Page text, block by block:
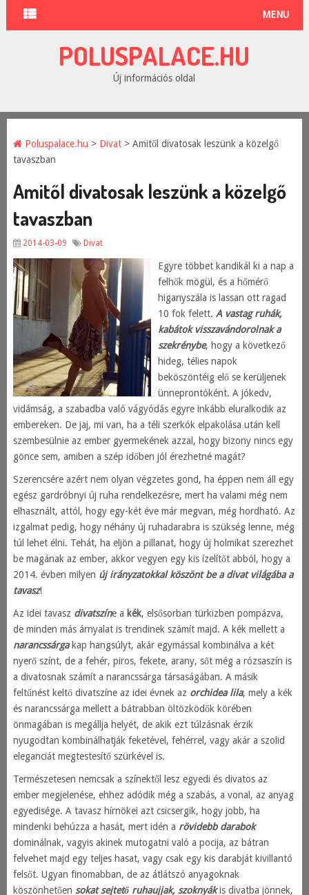
MENU
POLUSPALACE.HU
Új információs oldal
Poluspalace.hu > Divat> Amitől divatosak leszünk a közelgő
tavaszban
Amitől divatosak leszünk a közelgő
tavaszban
2014-03-09 Divat
Egyre többet kandikál ki a nap a
felhők mögül, és a hőmérő
higanyszála is lassan ott ragad
10 fok felett. A vastag ruhák,
kabátok visszavándorolnak a
szekrénybe, hogy a következő
hideg, télies napok
beköszöntéig elő se kerüljenek
ünneprontóként. A jókedv,
vidámság, a szabadba való vágyódás egyre inkább eluralkodik az
embereken. De jaj, mi van, ha a téli szerkók elpakolása után kell
szembesülnie az ember gyermekének azzal, hogy bizony nincs egy
gönce sem, amiben a szép időben jól érezhetné magát?
Szerencsére azért nem olyan végzetes gond, ha éppen nem áll egy
egész gardróbnyi új ruha rendelkezésre, mert ha valami még nem
elhasznált, attól, hogy egy-két éve már megvan, még hordható. Az
izgalmat pedig, hogy néhány új ruhadarabra is szükség lenne, még
túl lehet élni. Tehát, ha eljön a pillanat, hogy új holmikat szerezhet
be magának az ember, akkor vegyen egy kis ízelítőt abból, hogy a
2014. évben milyen új irányzatokkal köszönt be a divat világába a
tavasz!
Az idei tavasz divatszíne a kék, elsősorban türkizben pompázva,
de minden más árnyalat is trendinek számít majd. A kék mellett a
narancssárgakap hangsúlyt, akár egymással kombinálva a két
nyerő színt, de a fehér, piros, fekete, arany, sőt még a rózsaszín is
a divatosnak számít a narancssárga társaságában. A másik
feltűnést keltő divatszíne az idei évnek az orchidea lila, mely a kék
és narancssárga mellett a bátrabban öltözködők körében
önmagában is megállja helyét, de akik ezt túlzásnak érzik
nyugodtan kombinálhatják feketével, fehérrel, vagy akár a szolid
eleganciát megtestesítő szürkével is.
Természetesen nemcsak a színektől lesz egyedi és divatos az
ember megjelenése, ehhez adódik még a szabás, a vonal, az anyag
egyedisége. A tavasz hírnökei azt csicsergik, hogy jobb, ha
mindenki behúzza a hasát, mert idén a rövidebb darabok
dominálnak, vagyis akinek mutogatni való a pocija, az bátran
felvehet majd egy teljes hasat, vagy csak egy kis darabját kivillantó
felsőt. Ugyan finomabban, de az átlátszó anyagoknak
köszönhetően sokat sejtető ruhaujjak, szoknyákis divatba jönnek,